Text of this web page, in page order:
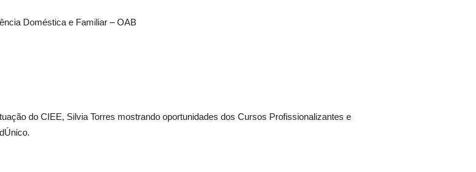
Doméstica e Familiar – OAB
do CIEE, Silvia Torres mostrando oportunidades dos Cursos Profissionalizantes e